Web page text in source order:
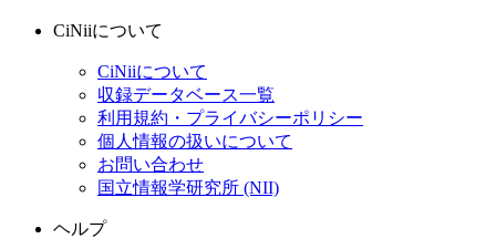
CiNiiについて
CiNiiについて
収録データベース一覧
利用規約・プライバシーポリシー
個人情報の扱いについて
お問い合わせ
国立情報学研究所 (NII)
ヘルプ